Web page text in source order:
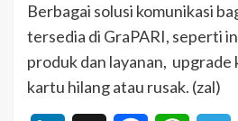
Berbagai solusi komunikasi
tersedia di GraPARI, seperti
produk dan layanan, upgrade
kartu hilang atau rusak. (zal)